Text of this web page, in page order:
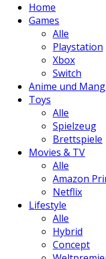
Home
Games
Alle
Playstation
Xbox
Switch
Anime und
Toys
Alle
Spielzeug
Brettspiele
Movies & TV
Alle
Amazon
Netflix
Lifestyle
Alle
Hybrid
Concept